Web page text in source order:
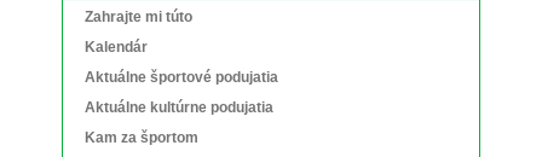
Zahrajte mi túto
Kalendár
Aktuálne športové podujatia
Aktuálne kultúrne podujatia
Kam za športom